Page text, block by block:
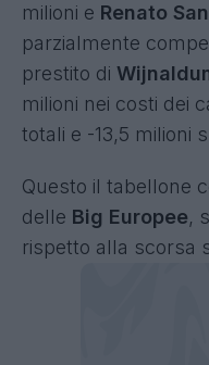
milioni e Renato
parzialmente
prestito di
milioni nei costi dei
totali e -13,5 milioni
Questo il tabellone
delle Big Europee,
rispetto alla scorsa